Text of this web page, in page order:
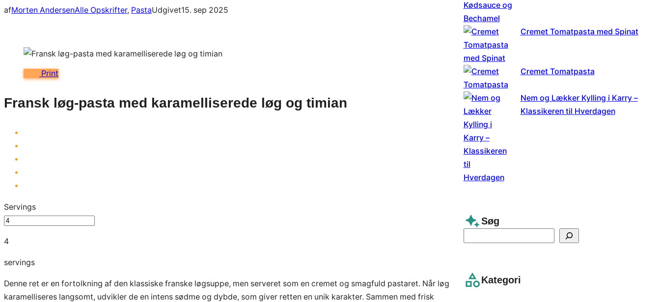
afMorten AndersenAlle Opskrifter, PastaUdgivet15. sep 2025
Print
Fransk løg-pasta med karamelliserede løg og timian
Servings
4
servings
Denne ret er en fortolkning af den klassiske franske løgsuppe, men serveret som en cremet og smagfuld pastaret. Når løg
karamelliseres langsomt, udvikler de en intens sødme og dybde, som giver retten en unik karakter. Sammen med frisk
Cremet Tomatpasta med Spinat
Cremet Tomatpasta
Nem og Lækker Kylling i Karry –
Klassikeren til Hverdagen
Søg
c
Kategori